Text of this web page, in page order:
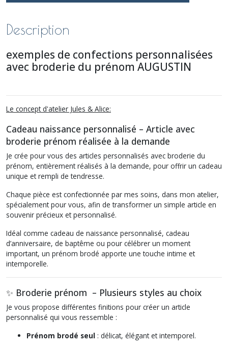
Description
exemples de confections personnalisées
avec broderie du prénom AUGUSTIN
Le concept d'atelier Jules & Alice:
Cadeau naissance personnalisé – Article avec
broderie prénom réalisée à la demande
Je crée pour vous des articles personnalisés avec broderie du
prénom, entièrement réalisés à la demande, pour offrir un cadeau
unique et rempli de tendresse.
Chaque pièce est confectionnée par mes soins, dans mon atelier,
spécialement pour vous, afin de transformer un simple article en
souvenir précieux et personnalisé.
Idéal comme cadeau de naissance personnalisé, cadeau
d’anniversaire, de baptême ou pour célébrer un moment
important, un prénom brodé apporte une touche intime et
intemporelle.
✨ Broderie prénom – Plusieurs styles au choix
Je vous propose différentes finitions pour créer un article
personnalisé qui vous ressemble :
Prénom brodé seul : délicat, élégant et intemporel.